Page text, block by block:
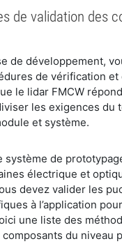
de validation des
de développement,
de vérification et
le lidar FMCW
les exigences du
et système.
système de
électrique et
devez valider les
à l’application
une liste des
du niveau